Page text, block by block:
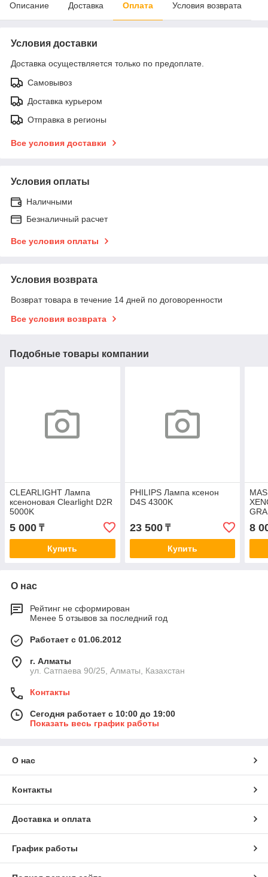
Описание Доставка Оплата Условия возврата
Условия доставки
Доставка осуществляется только по предоплате.
Самовывоз
Доставка курьером
Отправка в регионы
Все условия доставки
Условия оплаты
Наличными
Безналичный расчет
Все условия оплаты
Условия возврата
Возврат товара в течение 14 дней по договоренности
Все условия возврата
Подобные товары компании
CLEARLIGHT Лампа
ксеноновая Clearlight D2R
5000K
5 000 ₸
Купить
PHILIPS Лампа ксенон
D4S 4300K
23 500₸
Купить
8
О нас
Рейтинг не сформирован
Менее 5 отзывов за последний год
Работает с 01.06.2012
г. Алматы
ул. Сатпаева 90/25, Алматы, Казахстан
Контакты
Сегодня работает с 10:00 до 19:00
Показать весь график работы
О нас
Контакты
Доставка и оплата
График работы